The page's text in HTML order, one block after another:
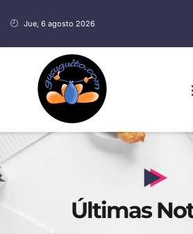
Jue, 6 agosto 2026
Últimas